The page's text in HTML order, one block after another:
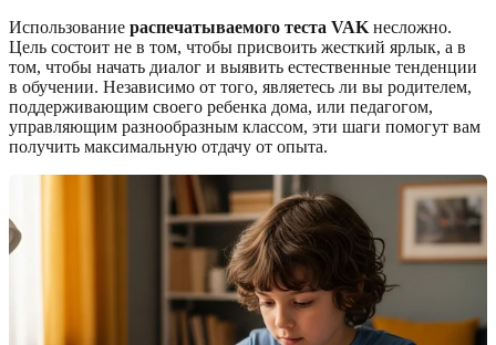
Использование распечатываемого теста VAK несложно.
Цель состоит не в том, чтобы присвоить жесткий ярлык, а в
том, чтобы начать диалог и выявить естественные тенденции
в обучении. Независимо от того, являетесь ли вы родителем,
поддерживающим своего ребенка дома, или педагогом,
управляющим разнообразным классом, эти шаги помогут вам
получить максимальную отдачу от опыта.